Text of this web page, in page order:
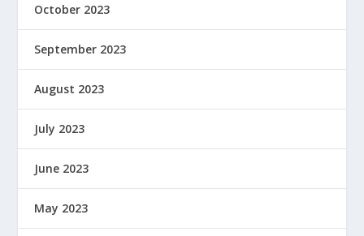
October 2023
September 2023
August 2023
July 2023
June 2023
May 2023